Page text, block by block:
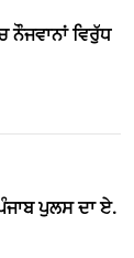
ਨੌਜਵਾਨਾਂ ਵਿਰੁੱਧ
ਪੁਲਸ ਦਾ ਏ.